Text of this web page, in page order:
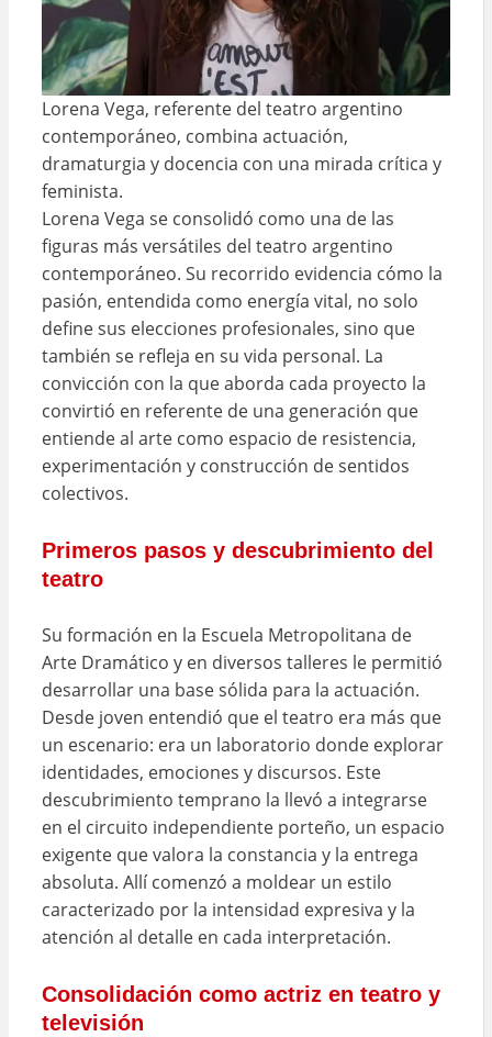
Lorena Vega, referente del teatro argentino
contemporáneo, combina actuación,
dramaturgia y docencia con una mirada crítica y
feminista.
Lorena Vega se consolidó como una de las
figuras más versátiles del teatro argentino
contemporáneo. Su recorrido evidencia cómo la
pasión, entendida como energía vital, no solo
define sus elecciones profesionales, sino que
también se refleja en su vida personal. La
convicción con la que aborda cada proyecto la
convirtió en referente de una generación que
entiende al arte como espacio de resistencia,
experimentación y construcción de sentidos
colectivos.
Primeros pasos y descubrimiento del
teatro
Su formación en la Escuela Metropolitana de
Arte Dramático y en diversos talleres le permitió
desarrollar una base sólida para la actuación.
Desde joven entendió que el teatro era más que
un escenario: era un laboratorio donde explorar
identidades, emociones y discursos. Este
descubrimiento temprano la llevó a integrarse
en el circuito independiente porteño, un espacio
exigente que valora la constancia y la entrega
absoluta. Allí comenzó a moldear un estilo
caracterizado por la intensidad expresiva y la
atención al detalle en cada interpretación.
Consolidación como actriz en teatro y
televisión